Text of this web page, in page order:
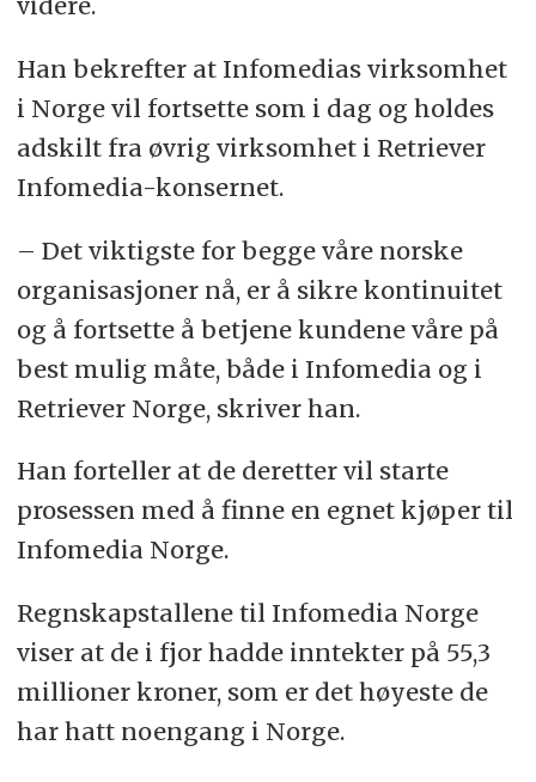
Han bekrefter at Infomedias virksomhet
i Norge vil fortsette som i dag og holdes
adskilt fra øvrig virksomhet i Retriever
Infomedia-konsernet.
– Det viktigste for begge våre norske
organisasjoner nå, er å sikre kontinuitet
og å fortsette å betjene kundene våre på
best mulig måte, både i Infomedia og i
Retriever Norge, skriver han.
Han forteller at de deretter vil starte
prosessen med å finne en egnet kjøper til
Infomedia Norge.
Regnskapstallene til Infomedia Norge
viser at de i fjor hadde inntekter på 55,3
millioner kroner, som er det høyeste de
har hatt noengang i Norge.